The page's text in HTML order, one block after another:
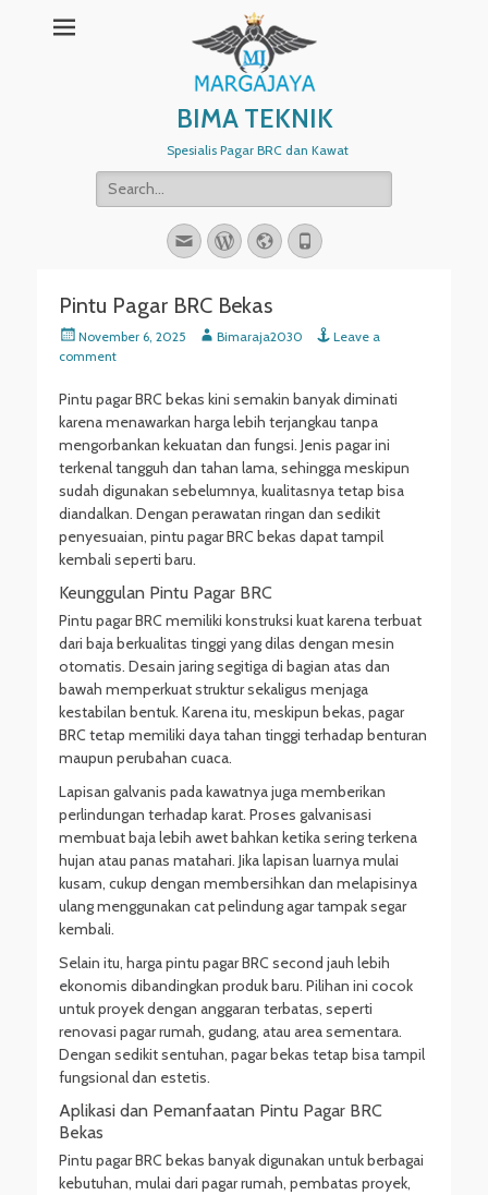
BIMA TEKNIK
Spesialis Pagar BRC dan Kawat
Search
for:
EmailWordPress
WebsitePhone
Pintu Pagar BRC Bekas
Posted
on
November 6, 2025 AuthorBimaraja2030
Leave a
comment
Pintu pagar BRC bekas kini semakin banyak diminati
karena menawarkan harga lebih terjangkau tanpa
mengorbankan kekuatan dan fungsi. Jenis pagar ini
terkenal tangguh dan tahan lama, sehingga meskipun
sudah digunakan sebelumnya, kualitasnya tetap bisa
diandalkan. Dengan perawatan ringan dan sedikit
penyesuaian, pintu pagar BRC bekas dapat tampil
kembali seperti baru.
Keunggulan Pintu Pagar BRC
Pintu pagar BRC memiliki konstruksi kuat karena terbuat
dari baja berkualitas tinggi yang dilas dengan mesin
otomatis. Desain jaring segitiga di bagian atas dan
bawah memperkuat struktur sekaligus menjaga
kestabilan bentuk. Karena itu, meskipun bekas, pagar
BRC tetap memiliki daya tahan tinggi terhadap benturan
maupun perubahan cuaca.
Lapisan galvanis pada kawatnya juga memberikan
perlindungan terhadap karat. Proses galvanisasi
membuat baja lebih awet bahkan ketika sering terkena
hujan atau panas matahari. Jika lapisan luarnya mulai
kusam, cukup dengan membersihkan dan melapisinya
ulang menggunakan cat pelindung agar tampak segar
kembali.
Selain itu, harga pintu pagar BRC second jauh lebih
ekonomis dibandingkan produk baru. Pilihan ini cocok
untuk proyek dengan anggaran terbatas, seperti
renovasi pagar rumah, gudang, atau area sementara.
Dengan sedikit sentuhan, pagar bekas tetap bisa tampil
fungsional dan estetis.
Aplikasi dan Pemanfaatan Pintu Pagar BRC
Bekas
Pintu pagar BRC bekas banyak digunakan untuk berbagai
kebutuhan, mulai dari pagar rumah, pembatas proyek,